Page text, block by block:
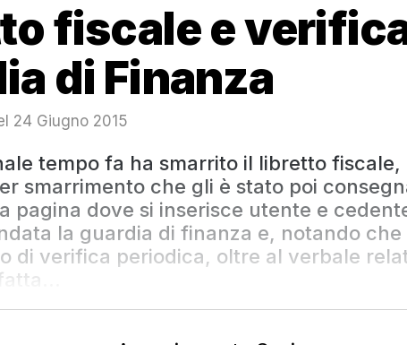
fiscale e
di Finanza
24 Giugno 2015
tempo fa ha smarrito il libretto fiscale,
smarrimento che gli è stato poi
pagina dove si inserisce utente e
la guardia di finanza e, notando
di verifica periodica, oltre al verbale